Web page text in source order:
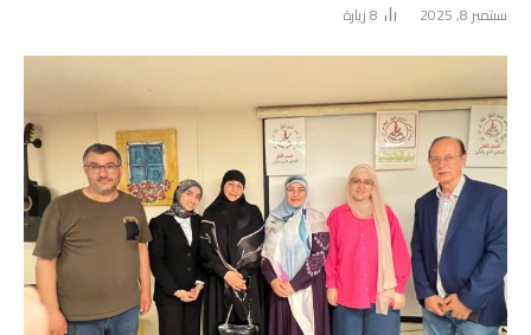
سبتمبر 8, 2025 8زيارة